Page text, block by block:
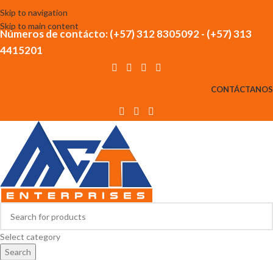
Skip to navigation
Skip to main content
Números de contácto: (+57) 312 8305092 - (+57) 313
4415201
CONTÁCTANOS
Select category
Search